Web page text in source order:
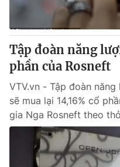
Tập đoàn năng
phần của Rosneft
VTV.vn - Tập đoàn
sẽ mua lại 14,16% cổ
gia Nga Rosneft theo